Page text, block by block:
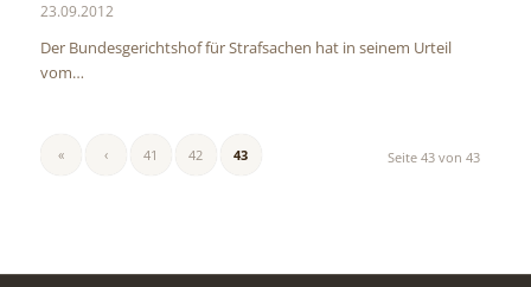
23.09.2012
Der Bundesgerichtshof für Strafsachen hat in seinem Urteil
vom…
Seite 43 von 43
« ‹ 41 42 43